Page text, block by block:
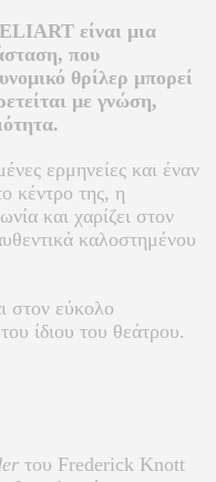
είναι μια
που
θρίλερ μπορεί
με γνώση,
ερμηνείες και έναν
κέντρο της, η
και χαρίζει στον
καλοστημένου
στον εύκολο
ίδιου του θεάτρου.
του Frederick Knott